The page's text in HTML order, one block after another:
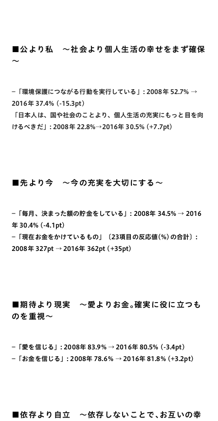
■公より私 ～社会より個人生活の幸せをまず確保
～
−「環境保護につながる行動を実行している」: 2008年 52.7% →
2016年 37.4% (-15.3pt)
「日本人は、国や社会のことより、個人生活の充実にもっと目を向
けるべきだ」: 2008年 22.8%→2016年 30.5% (+7.7pt)
■先より今 ～今の充実を大切にする～
−「毎月、決まった額の貯金をしている」: 2008年 34.5% → 2016
年 30.4% (-4.1pt)
−「現在お金をかけているもの」〔23項目の反応値(%)の合計〕:
2008年 327pt → 2016年 362pt (+35pt)
■期待より現実 ～愛よりお金。確実に役に立つも
のを重視～
−「愛を信じる」: 2008年 83.9% → 2016年 80.5% (-3.4pt)
−「お金を信じる」: 2008年 78.6％ → 2016年 81.8% (+3.2pt)
■依存より自立 ～依存しないことで、お互いの幸